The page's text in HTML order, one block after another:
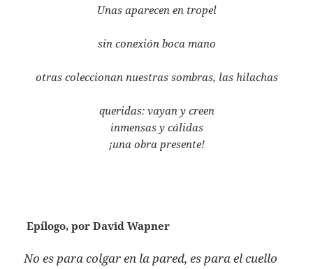
Unas aparecen en tropel
sin conexión boca mano
otras coleccionan nuestras sombras, las hilachas
queridas: vayan y creen
inmensas y cálidas
¡una obra presente!
Epílogo, por David Wapner
No es para colgar en la pared, es para el cuello